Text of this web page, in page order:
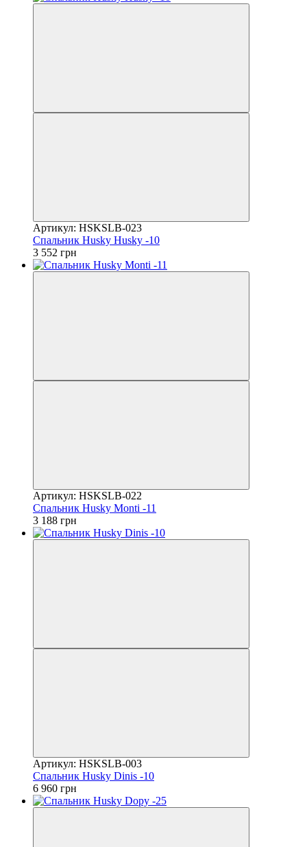
Артикул: HSKSLB-023
Спальник Husky Husky -10
3 552 грн
Артикул: HSKSLB-022
Спальник Husky Monti -11
3 188 грн
Артикул: HSKSLB-003
Спальник Husky Dinis -10
6 960 грн